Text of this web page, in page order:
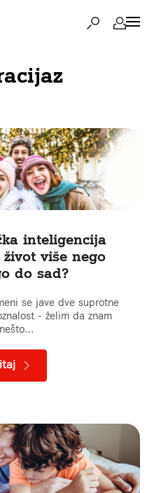
inteligencija
više nego
do sad?
se jave dve suprotne
- želim da znam